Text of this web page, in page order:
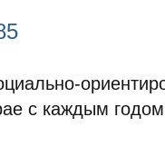
с каждым